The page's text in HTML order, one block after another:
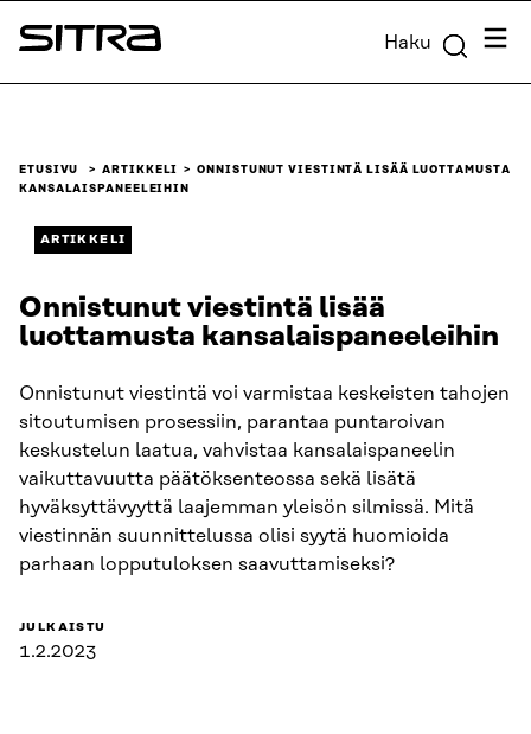
Siirry
suoraan
Sitra Haku
ETUSIVU ARTIKKELI
ONNISTUNUT VIESTINTÄ LISÄÄ LUOTTAMUSTA
KANSALAISPANEELEIHIN
ARTIKKELI
Onnistunut viestintä lisää
luottamusta kansalaispaneeleihin
Onnistunut viestintä voi varmistaa keskeisten tahojen
sitoutumisen prosessiin, parantaa puntaroivan
keskustelun laatua, vahvistaa kansalaispaneelin
vaikuttavuutta päätöksenteossa sekä lisätä
hyväksyttävyyttä laajemman yleisön silmissä. Mitä
viestinnän suunnittelussa olisi syytä huomioida
parhaan lopputuloksen saavuttamiseksi?
JULKAISTU
1.2.2023